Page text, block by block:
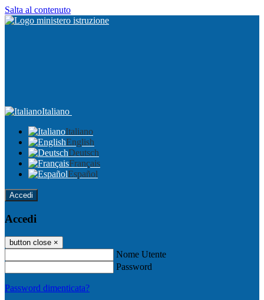
Salta al contenuto
Italiano
Italiano
English
Deutsch
Français
Español
Accedi
Accedi
button close ×
Nome Utente
Password
Password dimenticata?